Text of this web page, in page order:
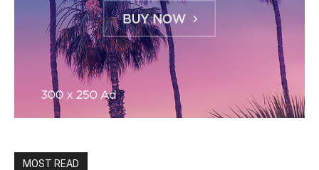
MOST READ